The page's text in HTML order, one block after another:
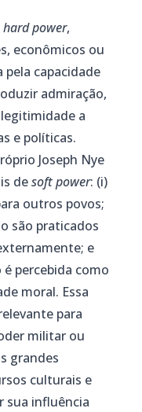
hard power,
econômicos ou
pela capacidade
admiração,
a
e políticas.
Joseph Nye
desoft power: (i)
outros povos;
são praticados
e
percebida como
moral. Essa
para
militar ou
grandes
culturais e
sua influência